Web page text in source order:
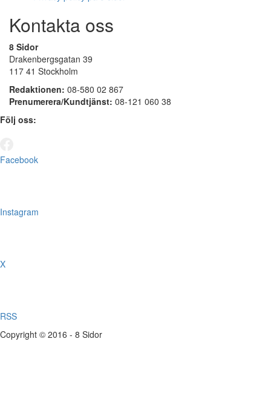
Kontakta oss
8 Sidor
Drakenbergsgatan 39
117 41 Stockholm
Redaktionen: 08-580 02 867
Prenumerera/Kundtjänst: 08-121 060 38
Följ oss:
Facebook
Instagram
X
RSS
Copyright © 2016 - 8 Sidor